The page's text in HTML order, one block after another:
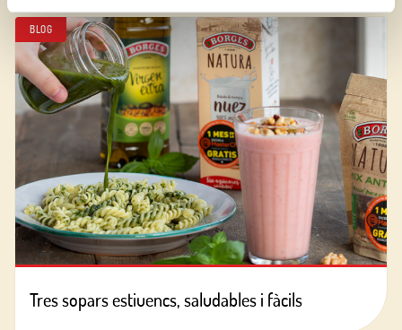
BLOG
Tres sopars estiuencs, saludables i fàcils